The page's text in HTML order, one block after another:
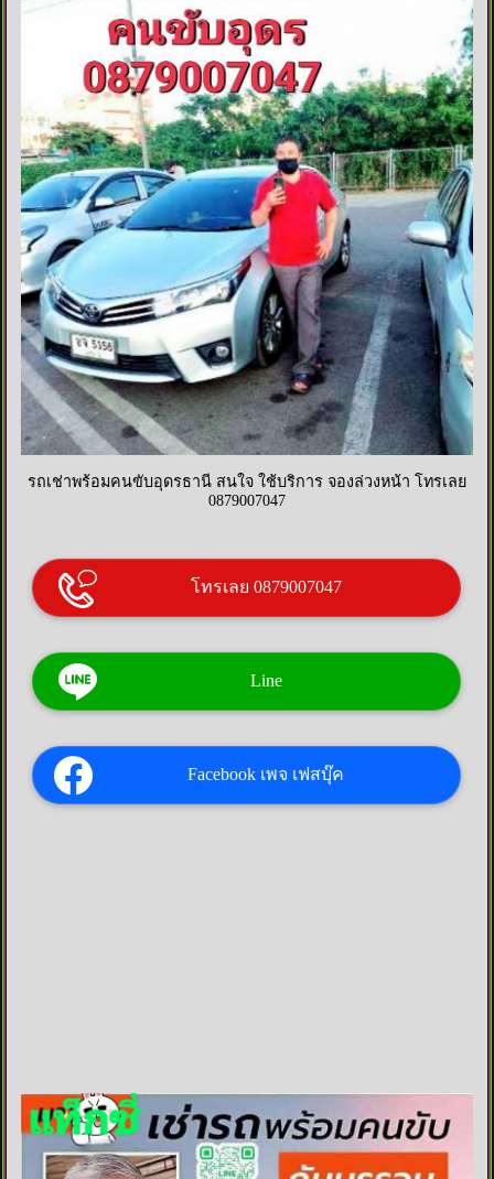
รถเช่าพร้อมคนขับอุดรธานี สนใจ ใช้บริการ จองล่วงหน้า โทรเลย
0879007047
โทรเลย 0879007047
Line
Facebook เพจ เฟสบุ๊ค